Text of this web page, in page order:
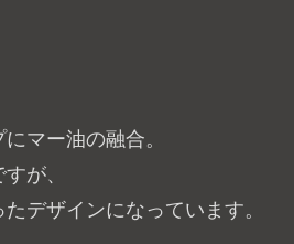
マー油の融合。
が、
デザインになっています。